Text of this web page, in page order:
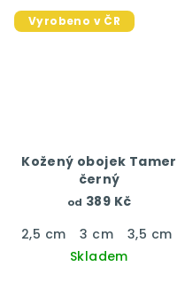
Vyrobeno v ČR
Kožený obojek Tamer
černý
od 389 Kč
2,5 cm
3 cm 3,5 cm
Skladem